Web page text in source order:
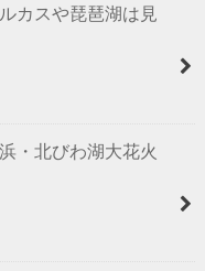
カスや琵琶湖は見
・北びわ湖大花火